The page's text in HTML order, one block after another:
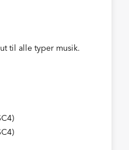
til alle typer musik.